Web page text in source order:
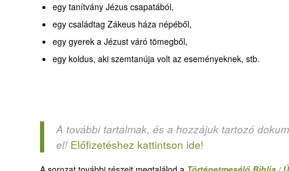
egy tanítvány Jézus csapatából,
egy családtag Zákeus háza népéből,
egy gyerek a Jézust váró tömegből,
egy koldus, aki szemtanúja volt az eseményeknek, stb.
A további tartalmak, és a hozzájuk tartozó
el! Előfizetéshez kattintson ide!